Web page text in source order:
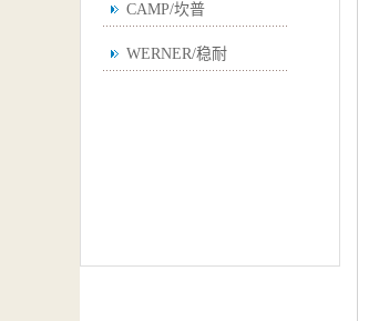
CAMP/坎普
WERNER/稳耐